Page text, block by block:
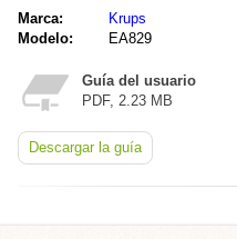
Marca:
Krups
Modelo:
EA829
Guía del usuario
PDF, 2.23 MB
Descargar la guía